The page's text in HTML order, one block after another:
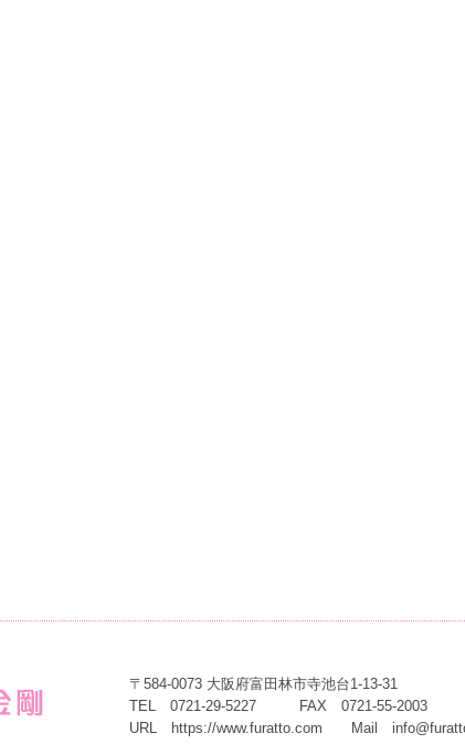
〒584-0073 大阪府富田林市寺池台1-13-31
TEL 0721-29-5227 FAX 0721-55-2003
URL
https://www.furatto.com Mail